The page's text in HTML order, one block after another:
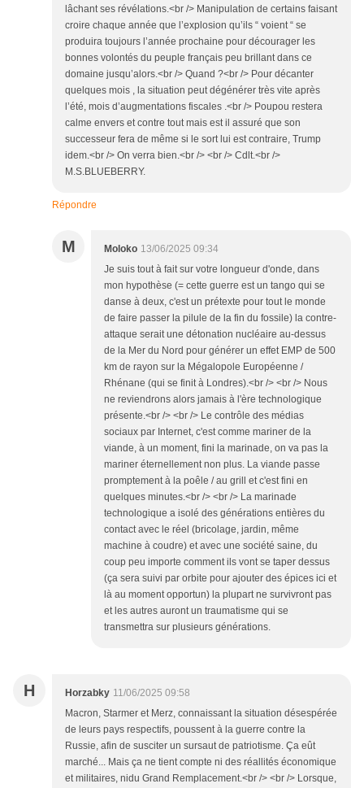
lâchant ses révélations.<br /> Manipulation de certains faisant
croire chaque année que l’explosion qu’ils “ voient “ se
produira toujours l’année prochaine pour décourager les
bonnes volontés du peuple français peu brillant dans ce
domaine jusqu’alors.<br /> Quand ?<br /> Pour décanter
quelques mois , la situation peut dégénérer très vite après
l’été, mois d’augmentations fiscales .<br /> Poupou restera
calme envers et contre tout mais est il assuré que son
successeur fera de même si le sort lui est contraire, Trump
idem.<br /> On verra bien.<br /> <br /> Cdlt.<br />
M.S.BLUEBERRY.
Répondre
M Moloko 13/06/2025 09:34
Je suis tout à fait sur votre longueur d'onde, dans
mon hypothèse (= cette guerre est un tango qui se
danse à deux, c'est un prétexte pour tout le monde
de faire passer la pilule de la fin du fossile) la contre-
attaque serait une détonation nucléaire au-dessus
de la Mer du Nord pour générer un effet EMP de 500
km de rayon sur la Mégalopole Européenne /
Rhénane (qui se finit à Londres).<br /> <br /> Nous
ne reviendrons alors jamais à l'ère technologique
présente.<br /> <br /> Le contrôle des médias
sociaux par Internet, c'est comme mariner de la
viande, à un moment, fini la marinade, on va pas la
mariner éternellement non plus. La viande passe
promptement à la poêle / au grill et c'est fini en
quelques minutes.<br /> <br /> La marinade
technologique a isolé des générations entières du
contact avec le réel (bricolage, jardin, même
machine à coudre) et avec une société saine, du
coup peu importe comment ils vont se taper dessus
(ça sera suivi par orbite pour ajouter des épices ici et
là au moment opportun) la plupart ne survivront pas
et les autres auront un traumatisme qui se
transmettra sur plusieurs générations.
H Horzabky 11/06/2025 09:58
Macron, Starmer et Merz, connaissant la situation désespérée
de leurs pays respectifs, poussent à la guerre contre la
Russie, afin de susciter un sursaut de patriotisme. Ça eût
marché... Mais ça ne tient compte ni des réallités économique
et militaires, nidu Grand Remplacement.<br /> <br /> Lorsque,